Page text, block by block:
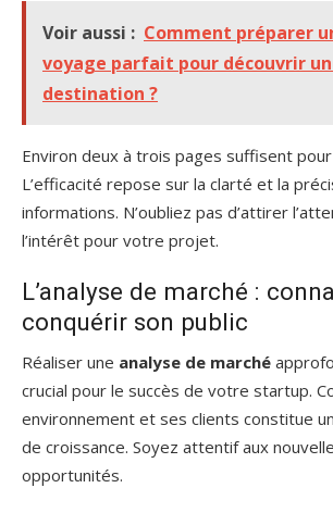
Voir aussi : Comment préparer
voyage parfait pour découvrir
destination ?
Environ deux à trois pages suffisent
L’efficacité repose sur la clarté et la
informations. N’oubliez pas d’attirer
l’intérêt pour votre projet.
L’analyse de marché :
conquérir son public
Réaliser une analyse de marché
crucial pour le succès de votre startup.
environnement et ses clients constitue
de croissance. Soyez attentif aux
opportunités.